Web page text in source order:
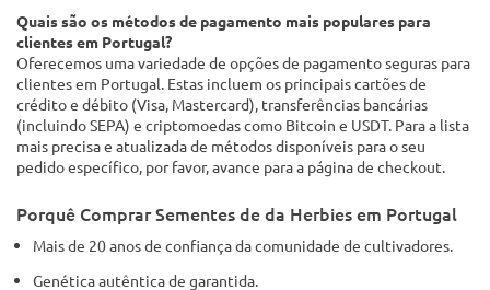
Quais são os métodos de pagamento mais populares para
clientes em Portugal?
Oferecemos uma variedade de opções de pagamento seguras para
clientes em Portugal. Estas incluem os principais cartões de
crédito e débito (Visa, Mastercard), transferências bancárias
(incluindo SEPA) e criptomoedas como Bitcoin e USDT. Para a lista
mais precisa e atualizada de métodos disponíveis para o seu
pedido específico, por favor, avance para a página de checkout.
Porquê Comprar Sementes de da Herbies em Portugal
Mais de 20 anos de confiança da comunidade de cultivadores.
Genética autêntica de garantida.